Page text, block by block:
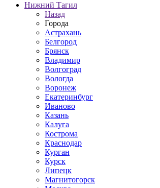
Нижний Тагил
Назад
Города
Астрахань
Белгород
Брянск
Владимир
Волгоград
Вологда
Воронеж
Екатеринбург
Иваново
Казань
Калуга
Кострома
Краснодар
Курган
Курск
Липецк
Магнитогорск